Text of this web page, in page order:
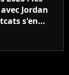
Jordan
s'en